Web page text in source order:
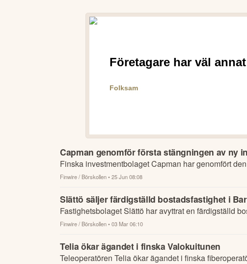
Capman genomför första stängningen av ny
Finska investmentbolaget Capman har genomfört
Finwire / Börskollen• 25 Jun 08:08
Slättö säljer färdigställd bostadsfastighet i
Fastighetsbolaget Slättö har avyttrat en färdigställd
Finwire / Börskollen• 03 Mar 06:10
Telia ökar ägandet i finska Valokuitunen
Teleoperatören Telia ökar ägandet i finska